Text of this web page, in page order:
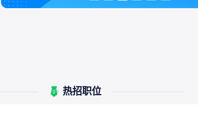
热招职位